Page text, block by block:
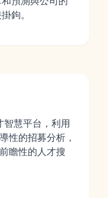
鉤。
慧平台，利用
性的招募分析，
瞻性的人才搜